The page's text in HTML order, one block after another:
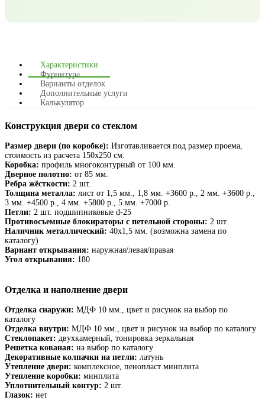
Характеристики
Фурнитура
Варианты отделок
Дополнительные услуги
Калькулятор
Конструкция двери со стеклом
Размер двери (по коробке): Изготавливается под размер проема,
стоимость из расчета 150х250 см.
Коробка: профиль многоконтурный от 100 мм.
Дверное полотно: от 85 мм.
Ребра жёсткости: 2 шт.
Толщина металла: лист от 1,5 мм., 1,8 мм. +3600 р., 2 мм. +3600 р.,
3 мм. +4500 р., 4 мм. +5800 р., 5 мм. +7000 р.
Петли: 2 шт. подшипниковые d-25
Противосъемные блокираторы с петельной стороны: 2 шт.
Наличник металлический: 40х1,5 мм. (возможна замена по
каталогу)
Вариант открывания: наружная/левая/правая
Угол открывания: 180
Отделка и наполнение двери
Отделка снаружи: МДФ 10 мм., цвет и рисунок на выбор по
каталогу
Отделка внутри: МДФ 10 мм., цвет и рисунок на выбор по каталогу
Стеклопакет: двухкамерный, тонировка зеркальная
Решетка кованая: на выбор по каталогу
Декоративные колпачки на петли: латунь
Утепление двери: комплексное, пенопласт минплита
Утепление коробки: минплита
Уплотнительный контур: 2 шт.
Глазок: нет